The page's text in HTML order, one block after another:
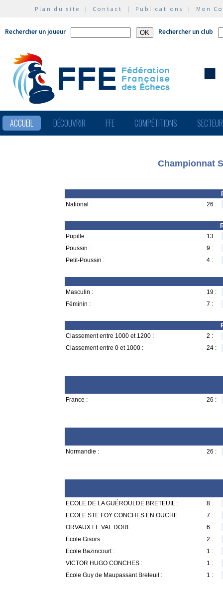
Plan du site | Contact | Publications | Mon
Rechercher un joueur Rechercher un club
ACCUEIL DÉCOUVRIR FFE COMPÉTITIONS
Championnat
National :
26 :
Pupille :
13 :
Poussin :
9 :
Petit-Poussin :
4 :
Masculin :
19 :
Féminin :
7 :
Classement entre 1000 et 1200 :
2 :
Classement entre 0 et 1000 :
24 :
France : 26 :
Normandie : 26 :
ECOLE DE LA GUÉROULDE BRETEUIL :
8 :
ECOLE STE FOY CONCHES EN OUCHE :
7 :
ORVAUX LE VAL DORE :
6 :
Ecole Gisors :
2 :
Ecole Bazincourt :
1 :
VICTOR HUGO CONCHES :
1 :
Ecole Guy de Maupassant Breteuil :
1 :